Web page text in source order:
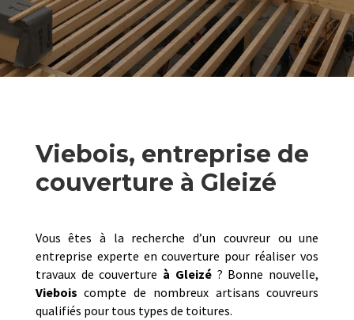
Viebois, entreprise de
couverture à Gleizé
Vous êtes à la recherche d’un couvreur ou une
entreprise experte en couverture pour réaliser vos
travaux de couverture à Gleizé? Bonne nouvelle,
Viebois compte de nombreux artisans couvreurs
qualifiés pour tous types de toitures.